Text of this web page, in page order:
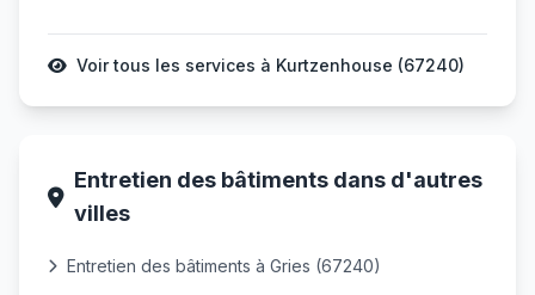
Voir tous les services à Kurtzenhouse (67240)
Entretien des bâtiments dans d'autres
villes
Entretien des bâtiments à Gries (67240)